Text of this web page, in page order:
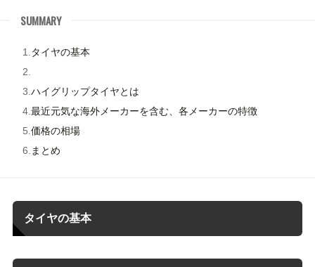
SUMMARY
タイヤの基本
ハイグリップタイヤとは
最近元気な海外メーカーを含む、各メーカーの特徴
価格の相場
まとめ
タイヤの基本